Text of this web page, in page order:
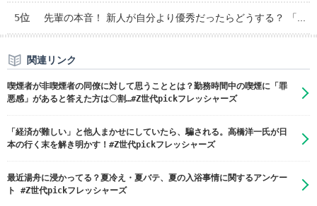
5位 先輩の本音！ 新人が自分より優秀だったらどうする？ 「...
関連リンク
喫煙者が非喫煙者の同僚に対して思うこととは？勤務時間中の喫煙に「罪
悪感」があると答えた方は〇割…#Z世代pickフレッシャーズ
「経済が難しい」と他人まかせにしていたら、騙される。高橋洋一氏が日
本の行く末を解き明かす！#Z世代pickフレッシャーズ
最近湯舟に浸かってる？夏冷え・夏バテ、夏の入浴事情に関するアンケー
ト #Z世代pickフレッシャーズ